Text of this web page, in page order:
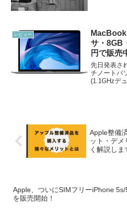
レビュー
サ・8GB
円で販売
先日発表さ
チノートパ
(1.1GHzデ
Apple整備
ット・デ
く解説しま
Apple、ついにSIMフリーiPhone 5s/
を販売開始！